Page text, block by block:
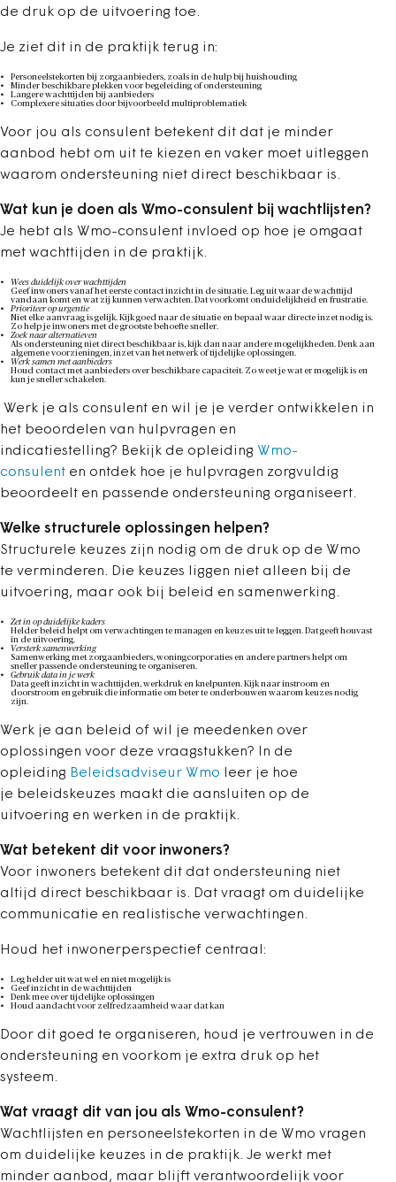
de druk op de uitvoering toe.
Je ziet dit in de praktijk terug in:
Personeelstekorten bij zorgaanbieders, zoals in de hulp bij huishouding
Minder beschikbare plekken voor begeleiding of ondersteuning
Langere wachttijden bij aanbieders
Complexere situaties door bijvoorbeeld multiproblematiek
Voor jou als consulent betekent dit dat je minder
aanbod hebt om uit te kiezen en vaker moet uitleggen
waarom ondersteuning niet direct beschikbaar is.
Wat kun je doen als Wmo-consulent bij wachtlijsten?
Je hebt als Wmo-consulent invloed op hoe je omgaat
met wachttijden in de praktijk.
Wees duidelijk over wachttijden
Geef inwoners vanaf het eerste contact inzicht in de situatie. Leg uit waar de wachttijd
vandaan komt en wat zij kunnen verwachten. Dat voorkomt onduidelijkheid en frustratie.
Prioriteer op urgentie
Niet elke aanvraag is gelijk. Kijk goed naar de situatie en bepaal waar directe inzet nodig is.
Zo help je inwoners met de grootste behoefte sneller.
Zoek naar alternatieven
Als ondersteuning niet direct beschikbaar is, kijk dan naar andere mogelijkheden. Denk aan
algemene voorzieningen, inzet van het netwerk of tijdelijke oplossingen.
Werk samen met aanbieders
Houd contact met aanbieders over beschikbare capaciteit. Zo weet je wat er mogelijk is en
kun je sneller schakelen.
Werk je als consulent en wil je je verder ontwikkelen in
het beoordelen van hulpvragen en
indicatiestelling? Bekijk de opleiding Wmo-
consulent en ontdek hoe je hulpvragen zorgvuldig
beoordeelt en passende ondersteuning organiseert.
Welke structurele oplossingen helpen?
Structurele keuzes zijn nodig om de druk op de Wmo
te verminderen. Die keuzes liggen niet alleen bij de
uitvoering, maar ook bij beleid en samenwerking.
Zet in op duidelijke kaders
Helder beleid helpt om verwachtingen te managen en keuzes uit te leggen. Dat geeft houvast
in de uitvoering.
Versterk samenwerking
Samenwerking met zorgaanbieders, woningcorporaties en andere partners helpt om
sneller passende ondersteuning te organiseren.
Gebruik data in je werk
Data geeft inzicht in wachttijden, werkdruk en knelpunten. Kijk naar instroom en
doorstroom en gebruik die informatie om beter te onderbouwen waarom keuzes nodig
zijn.
Werk je aan beleid of wil je meedenken over
oplossingen voor deze vraagstukken? In de
opleiding Beleidsadviseur Wmo leer je hoe
je beleidskeuzes maakt die aansluiten op de
uitvoering en werken in de praktijk.
Wat betekent dit voor inwoners?
Voor inwoners betekent dit dat ondersteuning niet
altijd direct beschikbaar is. Dat vraagt om duidelijke
communicatie en realistische verwachtingen.
Houd het inwonerperspectief centraal:
Leg helder uit wat wel en niet mogelijk is
Geef inzicht in de wachttijden
Denk mee over tijdelijke oplossingen
Houd aandacht voor zelfredzaamheid waar dat kan
Door dit goed te organiseren, houd je vertrouwen in de
ondersteuning en voorkom je extra druk op het
systeem.
Wat vraagt dit van jou als Wmo-consulent?
Wachtlijsten en personeelstekorten in de Wmo vragen
om duidelijke keuzes in de praktijk. Je werkt met
minder aanbod, maar blijft verantwoordelijk voor